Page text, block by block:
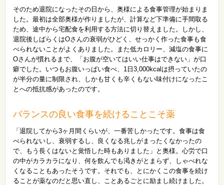
そのため退院になったその日から、奥様による食事管理が始まりま
した。最初は全部奥様が作りましたが、計算など下準備に手間取る
ため、途中から宅配食を利用する方法に切り替えました。しかし、
退院後しばらくはOさんの衰弱がひどく、せっかく作った食事も食
べられないことがよくありました。また低カロリー、減塩の食事に
Oさんが慣れるまで、「お腹が空いてはいい仕事はできない」が口
癖でした。いつもお腹いっぱい食べ、1日3,000kcalは摂っていたの
が半分の量に制限され、しかも甘くも辛くもない味付けになったこ
とへの抵抗感があったのです。
バランスの良い食事を続けることこそ薬
「退院してから3ヶ月間くらいが、一番苦しかったです。食事は食
べられないし、衰弱するし、良くなる兆しがまったくなかったの
で、もう長くはないと覚悟した時もありました」と奥様。心労で口
の中がカラカラになり、何を飲んでも渇きがとまらず、しゃべれな
くなることもあったそうです。それでも、とにかくこの食事を続け
ることが薬なのだと思い直し、ことあるごとに励まし続けました。